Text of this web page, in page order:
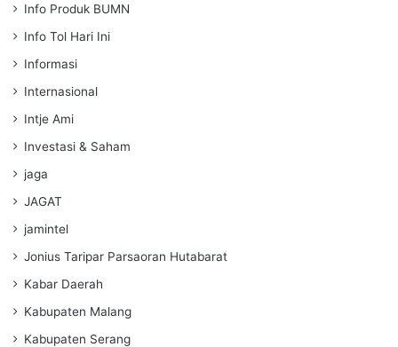
Info Produk BUMN
Info Tol Hari Ini
Informasi
Internasional
Intje Ami
Investasi & Saham
jaga
JAGAT
jamintel
Jonius Taripar Parsaoran Hutabarat
Kabar Daerah
Kabupaten Malang
Kabupaten Serang